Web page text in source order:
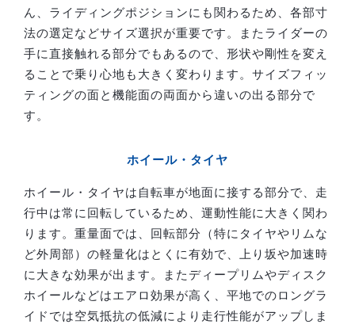
ん、ライディングポジションにも関わるため、各部寸
法の選定などサイズ選択が重要です。またライダーの
手に直接触れる部分でもあるので、形状や剛性を変え
ることで乗り心地も大きく変わります。サイズフィッ
ティングの面と機能面の両面から違いの出る部分で
す。
ホイール・タイヤ
ホイール・タイヤは自転車が地面に接する部分で、走
行中は常に回転しているため、運動性能に大きく関わ
ります。重量面では、回転部分（特にタイヤやリムな
ど外周部）の軽量化はとくに有効で、上り坂や加速時
に大きな効果が出ます。またディープリムやディスク
ホイールなどはエアロ効果が高く、平地でのロングラ
イドでは空気抵抗の低減により走行性能がアップしま